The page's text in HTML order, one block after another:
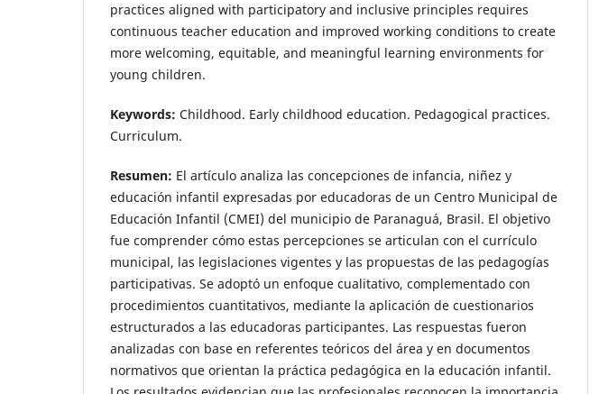
practices aligned with participatory and inclusive principles requires
continuous teacher education and improved working conditions to create
more welcoming, equitable, and meaningful learning environments for
young children.
Keywords: Childhood. Early childhood education. Pedagogical practices.
Curriculum.
Resumen: El artículo analiza las concepciones de infancia, niñez y
educación infantil expresadas por educadoras de un Centro Municipal de
Educación Infantil (CMEI) del municipio de Paranaguá, Brasil. El objetivo
fue comprender cómo estas percepciones se articulan con el currículo
municipal, las legislaciones vigentes y las propuestas de las pedagogías
participativas. Se adoptó un enfoque cualitativo, complementado con
procedimientos cuantitativos, mediante la aplicación de cuestionarios
estructurados a las educadoras participantes. Las respuestas fueron
analizadas con base en referentes teóricos del área y en documentos
normativos que orientan la práctica pedagógica en la educación infantil.